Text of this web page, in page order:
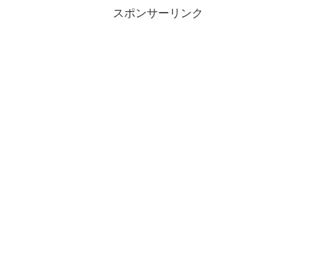
スポンサーリンク